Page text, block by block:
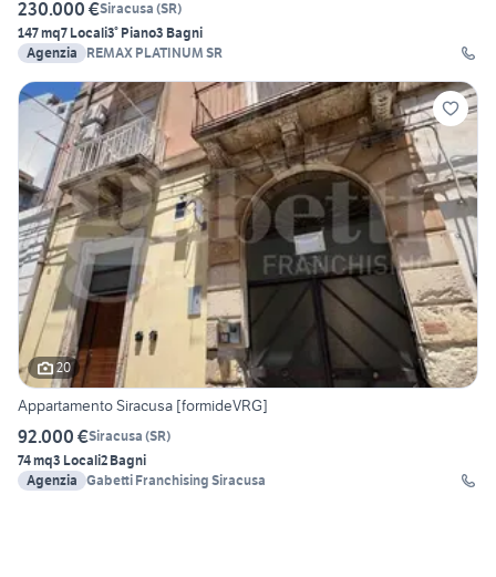
230.000 €Siracusa (SR)
147 mq7 Locali3° Piano3 Bagni
Agenzia
REMAX PLATINUM SR
20
Appartamento Siracusa [formideVRG]
92.000 €Siracusa (SR)
74 mq3 Locali2 Bagni
Agenzia Gabetti Franchising Siracusa